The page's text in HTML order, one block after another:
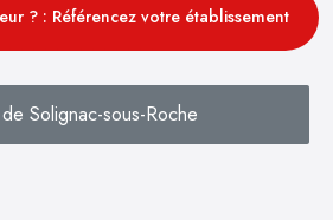
? : Référencez votre établissement
Solignac-sous-Roche